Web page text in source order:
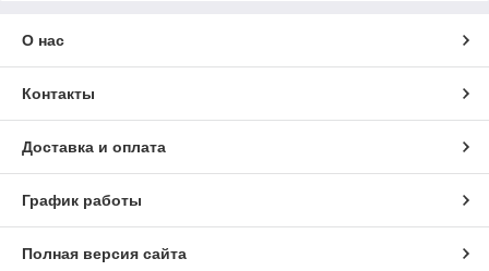
О нас
Контакты
Доставка и оплата
График работы
Полная версия сайта